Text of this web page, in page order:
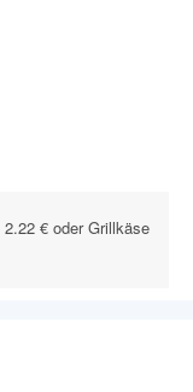
€ oder Grillkäse